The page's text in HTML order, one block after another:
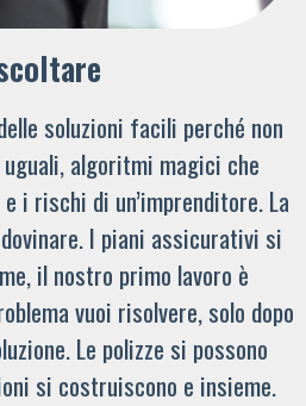
soluzioni facili perché non
algoritmi magici che
i rischi di un’imprenditore. La
I piani assicurativi si
il nostro primo lavoro è
vuoi risolvere, solo dopo
Le polizze si possono
si costruiscono e insieme.